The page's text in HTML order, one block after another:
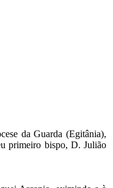
da Guarda (Egitânia),
primeiro bispo, D. Julião